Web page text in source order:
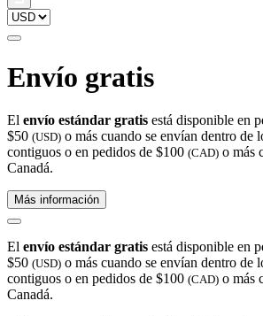
Envío gratis
El envío estándar gratis está disponible en
$50 (USD) o más cuando se envían dentro de
contiguos o en pedidos de $100 (CAD) o más
Canadá.
Más información
El envío estándar gratis está disponible en
$50 (USD) o más cuando se envían dentro de
contiguos o en pedidos de $100 (CAD) o más
Canadá.